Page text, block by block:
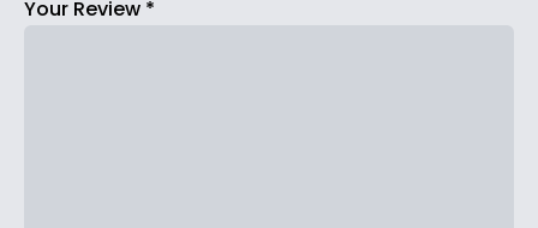
Your Review *